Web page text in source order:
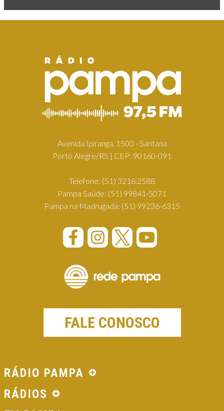
Avenida Ipiranga, 1500 - Santana
Porto Alegre/RS | CEP: 90160-091
Telefone: (51) 3218.2588
Pampa Saúde: (51) 99841-5071
Pampa na Madrugada: (51) 99236-6315
FALE CONOSCO
RÁDIO PAMPA
RÁDIOS